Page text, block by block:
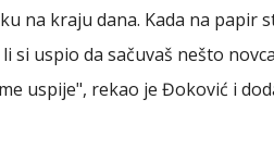
na kraju dana. Kada na papir
si uspio da sačuvaš nešto
uspije", rekao je Đoković i